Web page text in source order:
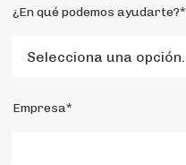
¿En qué podemos ayudarte?*
Empresa*